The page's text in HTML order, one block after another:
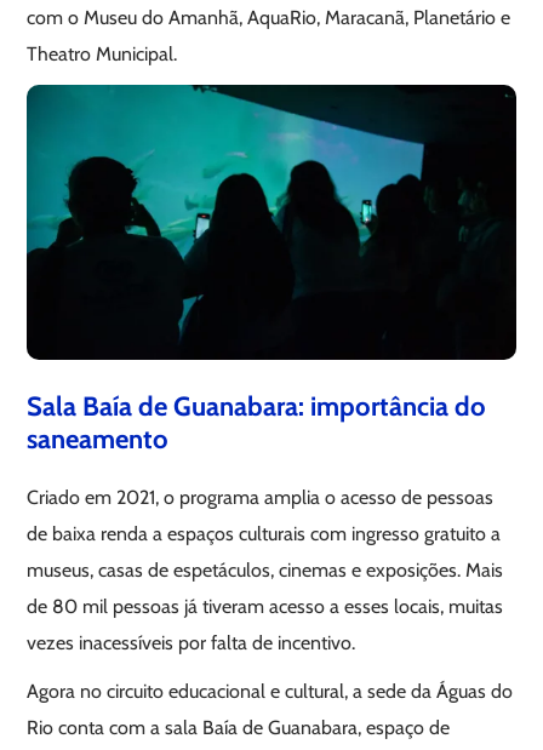
com o Museu do Amanhã, AquaRio, Maracanã, Planetário e
Theatro Municipal.
Sala Baía de Guanabara: importância do
saneamento
Criado em 2021, o programa amplia o acesso de pessoas
de baixa renda a espaços culturais com ingresso gratuito a
museus, casas de espetáculos, cinemas e exposições. Mais
de 80 mil pessoas já tiveram acesso a esses locais, muitas
vezes inacessíveis por falta de incentivo.
Agora no circuito educacional e cultural, a sede da Águas do
Rio conta com a sala Baía de Guanabara, espaço de